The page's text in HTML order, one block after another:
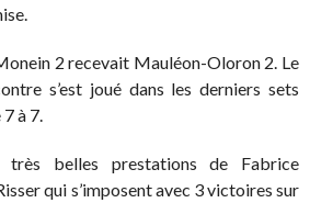
2 recevait Mauléon-Oloron 2. Le
s’est joué dans les derniers sets
à 7.
belles prestations de Fabrice
qui s’imposent avec 3 victoires sur